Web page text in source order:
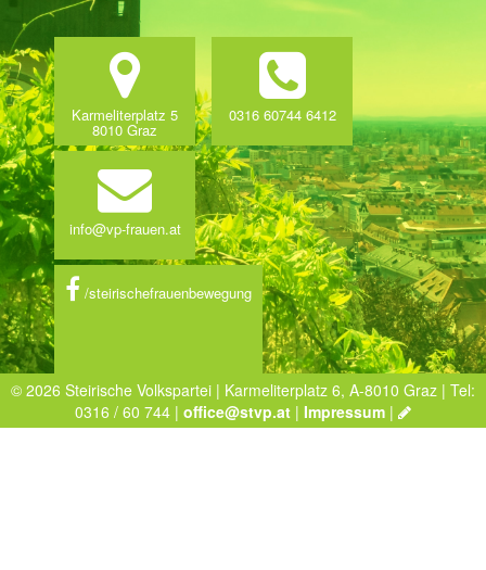
Karmeliterplatz 5
8010 Graz
0316 60744 6412
info@vp-frauen.at
/steirischefrauenbewegung
© 2026 Steirische Volkspartei | Karmeliterplatz 6, A-8010 Graz | Tel:
0316 / 60 744 | office@stvp.at | Impressum |